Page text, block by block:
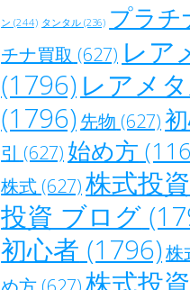
ン (244) タンタル (236) プラチ
チナ買取 (627) レア
(1796) レアメ
(1796)先物 (627)
引 (627) 始め方
株式 (627)株式投資
投資 ブログ
初心者 (1796)株
株式投